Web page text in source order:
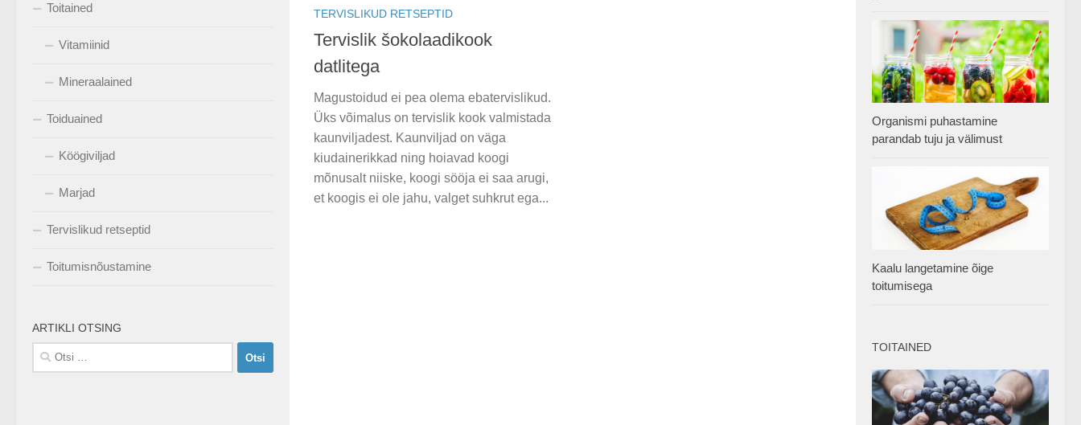
TERVISLIKUD RETSEPTID
Tervislik šokolaadikook
datlitega
Magustoidud ei pea olema ebatervislikud.
Üks võimalus on tervislik kook valmistada
kaunviljadest. Kaunviljad on väga
kiudainerikkad ning hoiavad koogi
mõnusalt niiske, koogi sööja ei saa arugi,
et koogis ei ole jahu, valget suhkrut ega...
Toitained
Vitamiinid
Mineraalained
Toiduained
Köögiviljad
Marjad
Tervislikud retseptid
Toitumisnõustamine
ARTIKLI OTSING
Otsi:
Organismi puhastamine
parandab tuju ja välimust
Kaalu langetamine õige
toitumisega
TOITAINED